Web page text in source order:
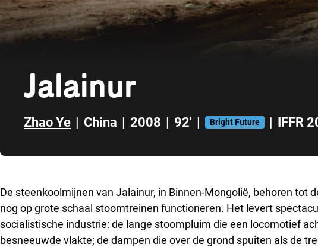
Jalainur
Zhao Ye | China | 2008 | 92' | Bright Future | IFFR
De steenkoolmijnen van Jalainur, in Binnen-Mongolië, behoren tot
nog op grote schaal stoomtreinen functioneren. Het levert
socialistische industrie: de lange stoompluim die een locomotief
besneeuwde vlakte; de dampen die over de grond spuiten als de